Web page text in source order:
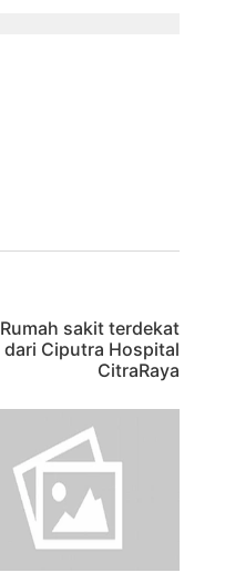
Rumah sakit terdekat
dari Ciputra Hospital
CitraRaya